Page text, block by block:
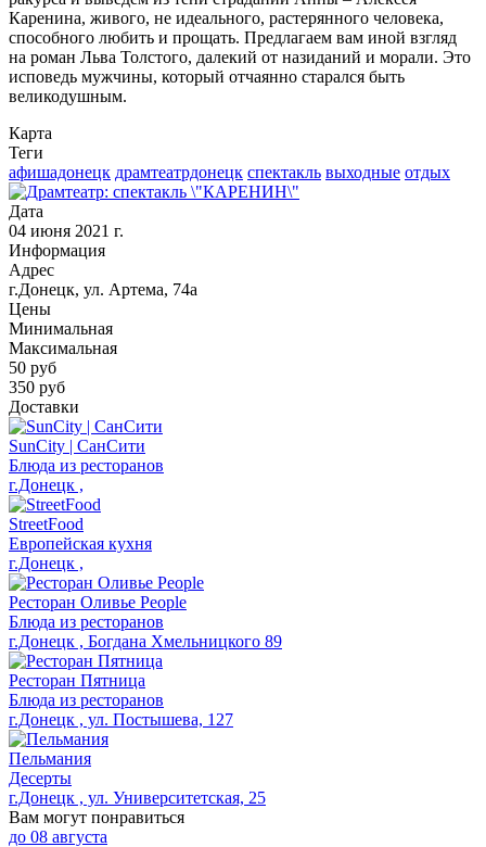
Каренина, живого, не идеального, растерянного человека,
способного любить и прощать. Предлагаем вам иной взгляд
на роман Льва Толстого, далекий от назиданий и морали. Это
исповедь мужчины, который отчаянно старался быть
великодушным.
Карта
Теги
афишадонецк драмтеатрдонецк спектакль выходные отдых
Дата
04 июня 2021 г.
Информация
Адрес
г.Донецк, ул. Артема, 74а
Цены
Минимальная
Максимальная
50 руб
350 руб
Доставки
SunCity | СанСити
Блюда из ресторанов
г.Донецк ,
StreetFood
Европейская кухня
г.Донецк ,
Ресторан Оливье People
Блюда из ресторанов
г.Донецк , Богдана Хмельницкого 89
Ресторан Пятница
Блюда из ресторанов
г.Донецк , ул. Постышева, 127
Пельмания
Десерты
г.Донецк , ул. Университетская, 25
Вам могут понравиться
до 08 августа